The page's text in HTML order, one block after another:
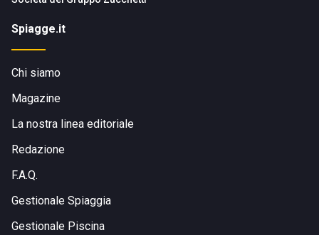
Spiagge.it
Chi siamo
Magazine
La nostra linea editoriale
Redazione
F.A.Q.
Gestionale Spiaggia
Gestionale Piscina